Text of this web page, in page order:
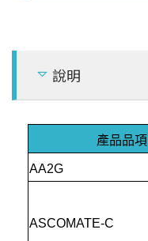
說明
產品品項
AA2G
ASCOMATE-C